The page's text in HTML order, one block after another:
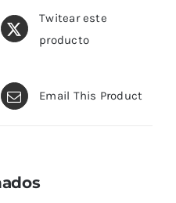
Twitear este
producto
Email This Product